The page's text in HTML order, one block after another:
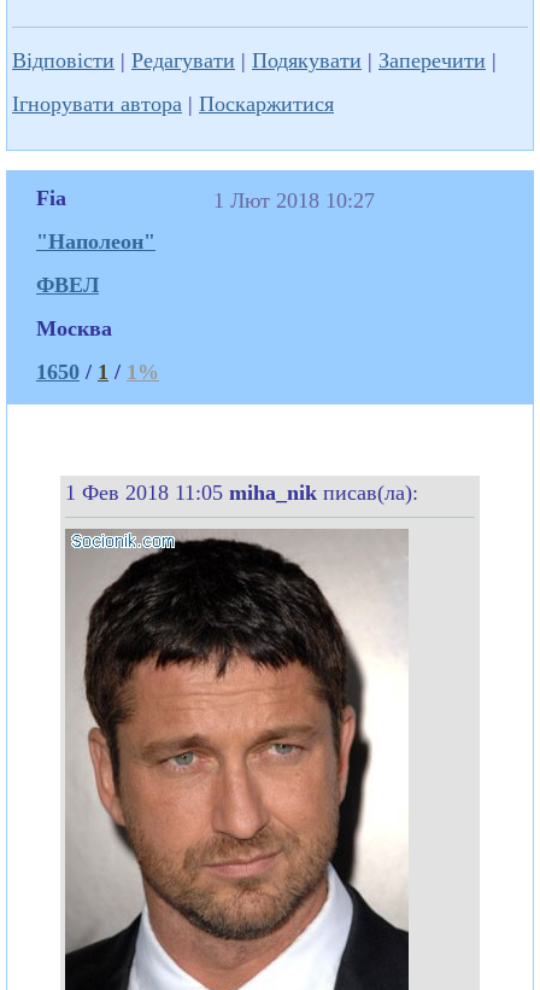
Відповісти | Редагувати | Подякувати | Заперечити |
Ігнорувати автора | Поскаржитися
Fia
"Наполеон"
ФВЕЛ
Москва
1650 / 1 / 1%
1 Лют 2018 10:27
1 Фев 2018 11:05 miha_nik писав(ла):